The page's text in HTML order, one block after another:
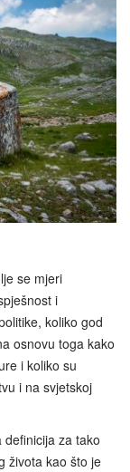
se mjeri
i
koliko god
osnovu toga kako
i koliko su
i na svjetskoj
za tako
života kao što je